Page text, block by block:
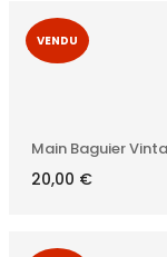
VENDU
Main Baguier
20,00 €